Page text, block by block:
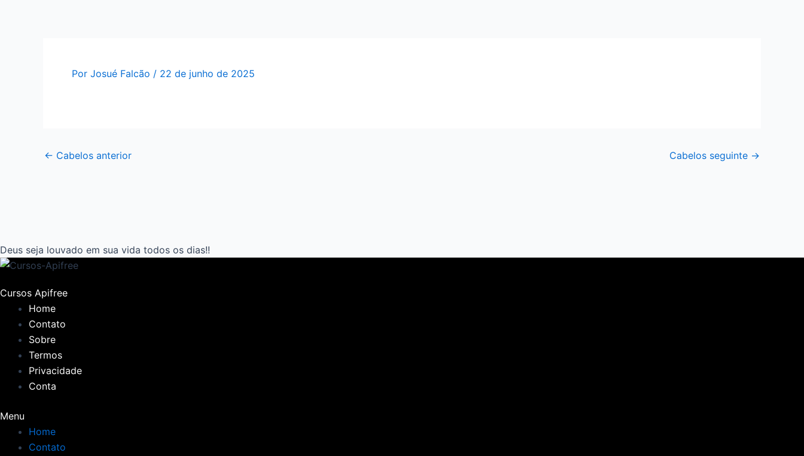
Por Josué Falcão / 22 de junho de 2025
← Cabelos anterior Cabelos seguinte →
Deus seja louvado em sua vida todos os dias!!
Cursos Apifree
Home
Contato
Sobre
Termos
Privacidade
Conta
Menu
Home
Contato